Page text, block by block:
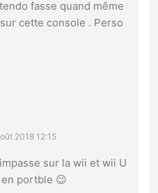
fasse quand même
cette console . Perso
2018 12:15
sur la wii et wii U
en portble 😉